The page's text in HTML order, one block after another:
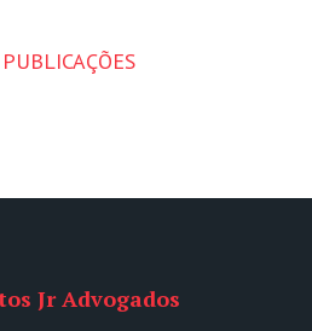
Jr Advogados